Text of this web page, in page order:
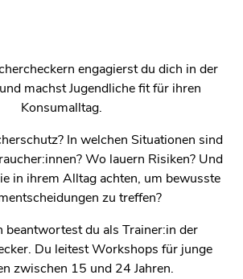
engagierst du dich in der
machst Jugendliche fit für ihren
Konsumalltag.
In welchen Situationen sind
Wo lauern Risiken? Und
in ihrem Alltag achten, um bewusste
zu treffen?
beantwortest du als Trainer:in der
Du leitest Workshops für junge
zwischen 15 und 24 Jahren.